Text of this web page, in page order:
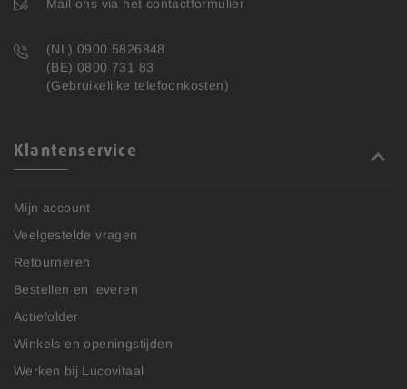
Mail ons via het contactformulier
(NL) 0900 5826848
(BE) 0800 731 83
(Gebruikelijke telefoonkosten)
Klantenservice
Mijn account
Veelgestelde vragen
Retourneren
Bestellen en leveren
Actiefolder
Winkels en openingstijden
Werken bij Lucovitaal